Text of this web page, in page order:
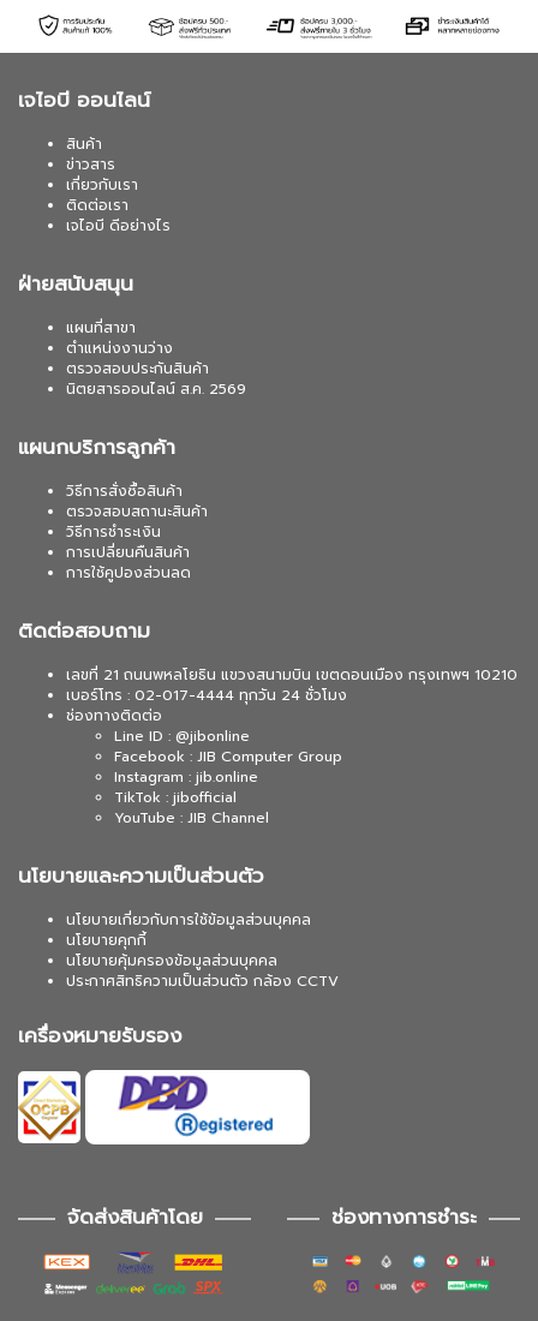
เจไอบี ออนไลน์
สินค้า
ข่าวสาร
เกี่ยวกับเรา
ติดต่อเรา
เจไอบี ดีอย่างไร
ฝ่ายสนับสนุน
แผนที่สาขา
ตำแหน่งงานว่าง
ตรวจสอบประกันสินค้า
นิตยสารออนไลน์ ส.ค. 2569
แผนกบริการลูกค้า
วิธีการสั่งซื้อสินค้า
ตรวจสอบสถานะสินค้า
วิธีการชำระเงิน
การเปลี่ยนคืนสินค้า
การใช้คูปองส่วนลด
ติดต่อสอบถาม
เลขที่ 21 ถนนพหลโยธิน แขวงสนามบิน เขตดอนเมือง กรุงเทพฯ 10210
เบอร์โทร : 02-017-4444 ทุกวัน 24 ชั่วโมง
ช่องทางติดต่อ
Line ID : @jibonline
Facebook : JIB Computer Group
Instagram : jib.online
TikTok : jibofficial
YouTube : JIB Channel
นโยบายและความเป็นส่วนตัว
นโยบายเกี่ยวกับการใช้ข้อมูลส่วนบุคคล
นโยบายคุกกี้
นโยบายคุ้มครองข้อมูลส่วนบุคคล
ประกาศสิทธิความเป็นส่วนตัว กล้อง CCTV
เครื่องหมายรับรอง
จัดส่งสินค้าโดย ช่องทางการชำระ